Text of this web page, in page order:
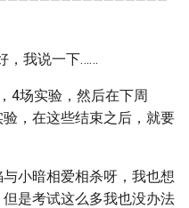
，我说一下……
4场实验，然后在下周
，在这些结束之后，就要
小暗相爱相杀呀，我也想
是考试这么多我也没办法